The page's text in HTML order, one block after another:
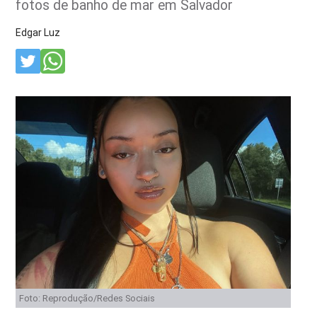
fotos de banho de mar em Salvador
Edgar Luz
Foto: Reprodução/Redes Sociais